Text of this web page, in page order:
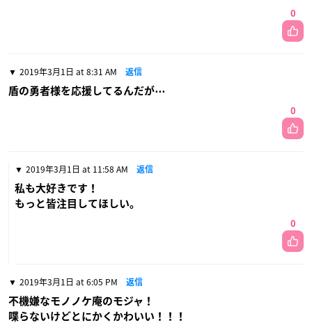
0
2019年3月1日 at 8:31 AM 返信
盾の勇者様を応援してるんだが⋯
0
2019年3月1日 at 11:58 AM 返信
私も大好きです！
もっと皆注目してほしい。
0
2019年3月1日 at 6:05 PM 返信
不機嫌なモノノケ庵のモジャ！
喋らないけどとにかくかわいい！！！